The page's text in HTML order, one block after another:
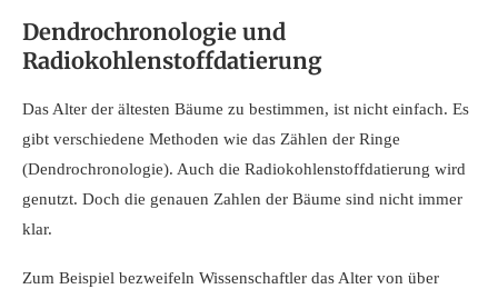
Dendrochronologie und
Radiokohlenstoffdatierung
Das Alter der ältesten Bäume zu bestimmen, ist nicht einfach. Es
gibt verschiedene Methoden wie das Zählen der Ringe
(Dendrochronologie). Auch die Radiokohlenstoffdatierung wird
genutzt. Doch die genauen Zahlen der Bäume sind nicht immer
klar.
Zum Beispiel bezweifeln Wissenschaftler das Alter von über